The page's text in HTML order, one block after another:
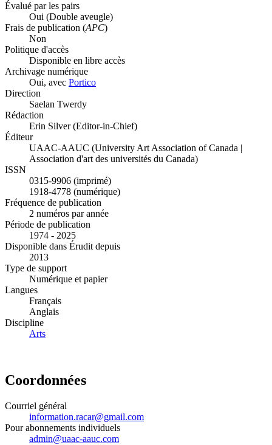
Évalué par les pairs
Oui (Double aveugle)
Frais de publication (APC)
Non
Politique d'accès
Disponible en libre accès
Archivage numérique
Oui, avec Portico
Direction
Saelan Twerdy
Rédaction
Erin Silver (Editor-in-Chief)
Éditeur
UAAC-AAUC (University Art Association of Canada |
Association d'art des universités du Canada)
ISSN
0315-9906 (imprimé)
1918-4778 (numérique)
Fréquence de publication
2 numéros par année
Période de publication
1974 - 2025
Disponible dans Érudit depuis
2013
Type de support
Numérique et papier
Langues
Français
Anglais
Discipline
Arts
Coordonnées
Courriel général
information.racar@gmail.com
Pour abonnements individuels
admin@uaac-aauc.com